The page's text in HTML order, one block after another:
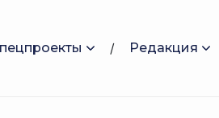
Редакция